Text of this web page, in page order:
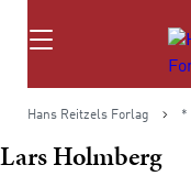
Søg
Hans Reitzels Forlag *
Lars Holmberg